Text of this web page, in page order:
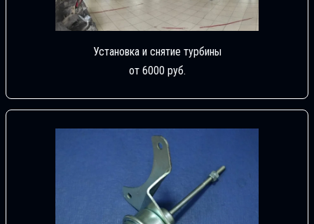
Установка и снятие турбины
от 6000 руб.